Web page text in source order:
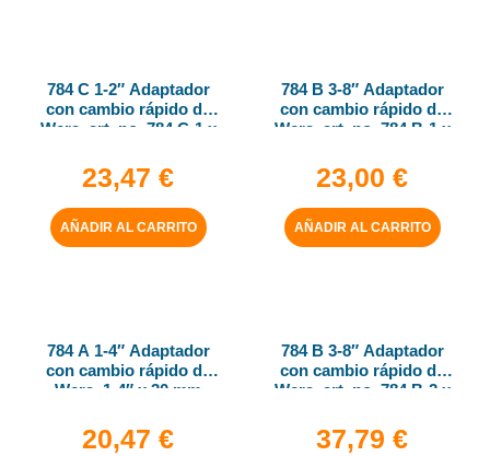
784 C 1-2″ Adaptador
con cambio rápido de
Wera, art. no. 784 C-1 x
23,47 €
AÑADIR AL CARRITO
784 B 3-8″ Adaptador
con cambio rápido de
Wera, art. no. 784 B-1 x
23,00 €
AÑADIR AL CARRITO
784 A 1-4″ Adaptador
con cambio rápido de
Wera, 1-4″ x 30 mm
20,47 €
784 B 3-8″ Adaptador
con cambio rápido de
Wera, art. no. 784 B-2 x
37,79 €